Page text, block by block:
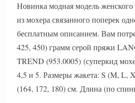
Новинка модная модель женского
из мохера связанного поперек
бесплатным описанием. Вам
425, 450) грамм серой пряжи
TREND (953.0005) (суперкид
4,5 и 5. Размеры жакета: S (M, L,
(164, 172, 180) см. Длина (по